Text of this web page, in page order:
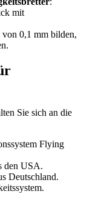
mit
0,1 mm bilden,
Sie sich an die
Flying
den USA.
Deutschland.